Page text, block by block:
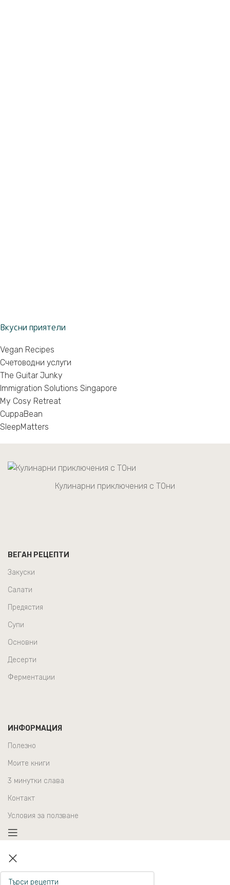
Вкусни приятели
Vegan Recipes
Счетоводни услуги
The Guitar Junky
Immigration Solutions Singapore
My Cosy Retreat
CuppaBean
SleepMatters
Кулинарни приключения с ТОни
ВЕГАН РЕЦЕПТИ
Закуски
Салати
Предястия
Супи
Основни
Десерти
Ферментации
ИНФОРМАЦИЯ
Полезно
Моите книги
3 минутки слава
Контакт
Условия за ползване